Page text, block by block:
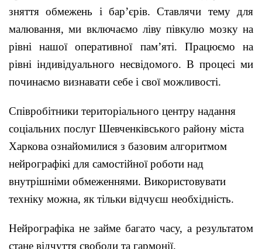
зняття обмежень і бар’єрів. Ставлячи тему для
малювання, ми включаємо ліву півкулю мозку на
рівні нашої оперативної пам’яті. Працюємо на
рівні індивідуального несвідомого. В процесі ми
починаємо визнавати себе і свої можливості.
Співробітники територіального центру надання
соціальних послуг Шевченківського району міста
Харкова ознайомилися з базовим алгоритмом
нейрографікі для самостійної роботи над
внутрішніми обмеженнями. Використовувати
техніку можна, як тільки відчуєш необхідність.
Нейрографіка не займе багато часу, а результатом
стане відчуття свободи та гармонії.